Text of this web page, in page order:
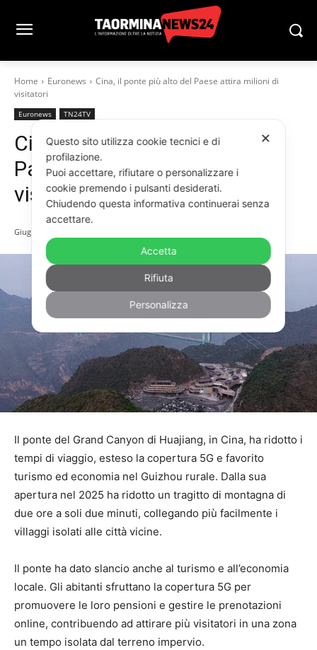
Home Euronews
Cina, il ponte più alto del Paese attira milioni di
visitatori
Euronews TN24TV
Cina, il ponte più alto del
Paese attira milioni di
visitatori
Giugno 3, 2026
Il ponte del Grand Canyon di Huajiang, in Cina, ha ridotto i
tempi di viaggio, esteso la copertura 5G e favorito
turismo ed economia nel Guizhou rurale. Dalla sua
apertura nel 2025 ha ridotto un tragitto di montagna di
due ore a soli due minuti, collegando più facilmente i
villaggi isolati alle città vicine.
Il ponte ha dato slancio anche al turismo e all’economia
locale. Gli abitanti sfruttano la copertura 5G per
promuovere le loro pensioni e gestire le prenotazioni
online, contribuendo ad attirare più visitatori in una zona
un tempo isolata dal terreno impervio.
✕
Questo sito utilizza cookie tecnici e di
profilazione.
Puoi accettare, rifiutare o personalizzare i
cookie premendo i pulsanti desiderati.
Chiudendo questa informativa continuerai senza
accettare.
Accetta
Rifiuta
Personalizza